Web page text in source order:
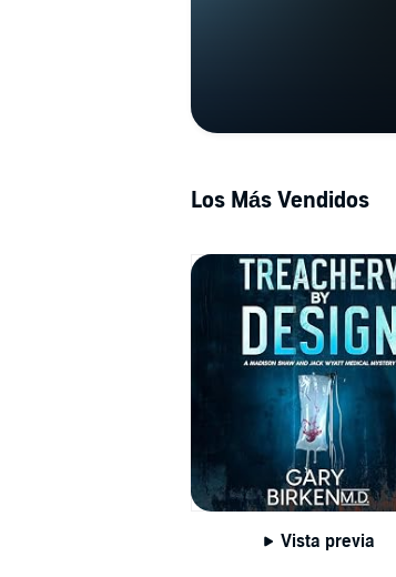
Los Más Vendidos
Vista previa